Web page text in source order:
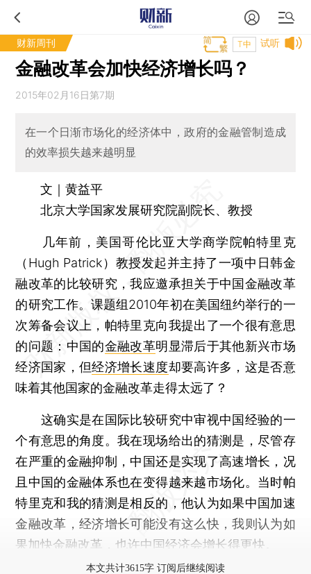
财新周刊 试听
T中
金融改革会加快经济增长吗？
2015年02月16日第7期
在一个日渐市场化的经济体中，政府的金融管制造成
的效率损失越来越明显
文｜黄益平
北京大学国家发展研究院副院长、教授
几年前，美国哥伦比亚大学商学院帕特里克
（Hugh Patrick）教授发起并主持了一项中日韩金
融改革的比较研究，我应邀承担关于中国金融改革
的研究工作。课题组2010年初在美国纽约举行的一
次筹备会议上，帕特里克向我提出了一个很有意思
的问题：中国的金融改革明显滞后于其他新兴市场
经济国家，但经济增长速度却要高许多，这是否意
味着其他国家的金融改革走得太远了？
这确实是在国际比较研究中审视中国经验的一
个有意思的角度。我在现场给出的猜测是，尽管存
在严重的金融抑制，中国还是实现了高速增长，况
且中国的金融体系也在变得越来越市场化。当时帕
特里克和我的猜测是相反的，他认为如果中国加速
金融改革，经济增长可能没有这么快，我则认为如
果加快金融改革，也许中国经济会增长得更快。
本文共计3615字 订阅后继续阅读